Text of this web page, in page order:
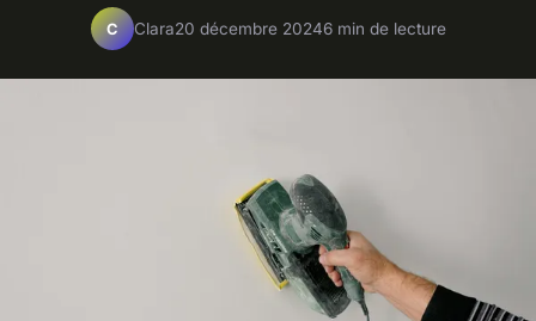
C Clara20 décembre 20246 min de lecture